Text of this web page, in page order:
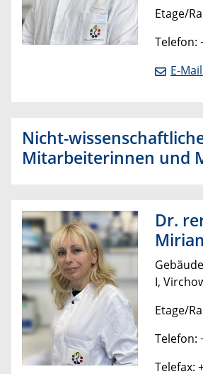
Etage/
Telefon:
E-
Nicht-
Mitarbeiterinnen und
Dr.
I,
Etage/
Telefon:
Telefax: